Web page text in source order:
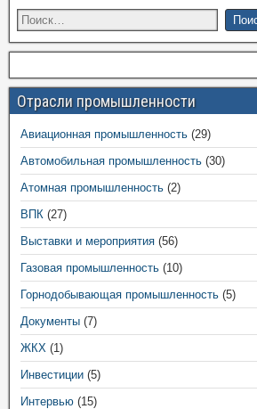
Отрасли промышленности
Авиационная промышленность (29)
Автомобильная промышленность (30)
Атомная промышленность (2)
ВПК (27)
Выставки и мероприятия (56)
Газовая промышленность (10)
Горнодобывающая промышленность (5)
Документы (7)
ЖКХ (1)
Инвестиции (5)
Интервью (15)